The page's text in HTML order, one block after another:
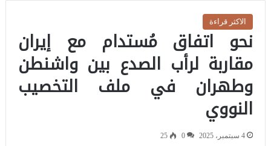
الاكثر قراءة
نحو اتفاق مُستدام مع إيران
مقاربة لرأب الصدع بين واشنطن
وطهران في ملف التخصيب
النووي
4 سبتمبر، 2025 0
25